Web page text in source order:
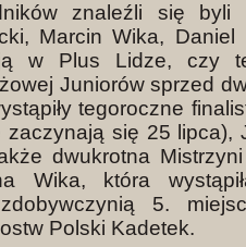
znaleźli się byli
Marcin Wika,
w Plus Lidze, czy
Juniorów sprzed
tegoroczne
zaczynają się 25 lipca),
dwukrotna
Wika, która
5.
Polski Kadetek.